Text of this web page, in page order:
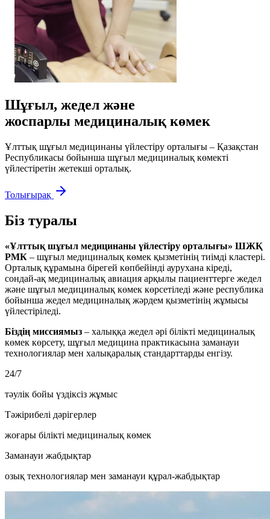
Шұғыл, жедел және
жоспарлы медициналық көмек
Ұлттық шұғыл медицинаны үйлестіру орталығы – Қазақстан
Республикасы бойынша шұғыл медициналық көмекті
үйлестіретін жетекші орталық.
Толығырақ
Біз туралы
«Ұлттық шұғыл медицинаны үйлестіру орталығы» ШЖҚ
РМК – шұғыл медициналық көмек қызметінің тиімді кластері.
Орталық құрамына бірегей көпбейінді аурухана кіреді,
сондай-ақ медициналық авиация арқылы пациенттерге жедел
және шұғыл медициналық көмек көрсетіледі және республика
бойынша жедел медициналық жәрдем қызметінің жұмысы
үйлестіріледі.
Біздің миссиямыз – халыққа жедел әрі білікті медициналық
көмек көрсету, шұғыл медицина практикасына заманауи
технологиялар мен халықаралық стандарттарды енгізу.
24/7
тәулік бойы үздіксіз жұмыс
Тәжірибелі дәрігерлер
жоғары білікті медициналық көмек
Заманауи жабдықтар
озық технологиялар мен заманауи құрал-жабдықтар